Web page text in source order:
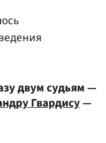
двум судьям —
Гвардису—